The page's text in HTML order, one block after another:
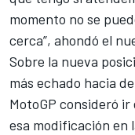
momento no se
cerca”, ahondó el
Sobre la nueva
más echado hacia
MotoGP consideró
esa modificación en